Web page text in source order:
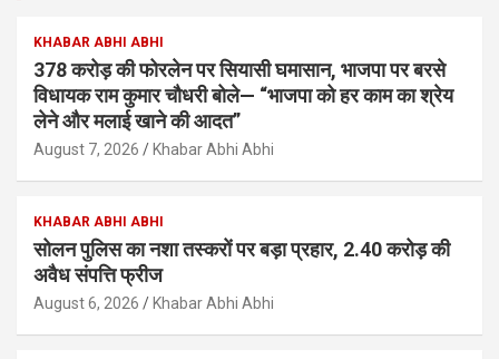
KHABAR ABHI ABHI
378 करोड़ की फोरलेन पर सियासी घमासान, भाजपा पर बरसे
विधायक राम कुमार चौधरी बोले— “भाजपा को हर काम का श्रेय
लेने और मलाई खाने की आदत”
August 7, 2026 Khabar Abhi Abhi
KHABAR ABHI ABHI
सोलन पुलिस का नशा तस्करों पर बड़ा प्रहार, 2.40 करोड़ की
अवैध संपत्ति फ्रीज
August 6, 2026 Khabar Abhi Abhi